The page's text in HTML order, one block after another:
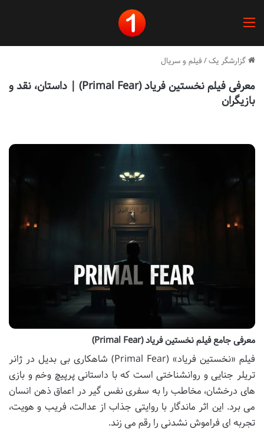
گزارشگر یک/ فیلم و سریال
معرفی فیلم نخستین فریاد (Primal Fear) | داستان، نقد و
بازیگران
معرفی جامع فیلم نخستین فریاد (Primal Fear)
فیلم «نخستین فریاد» (Primal Fear) شاهکاری بی بدیل در ژانر
تریلر جنایی و روانشناختی است که با داستانی پرپیچ وخم و بازی
های درخشان، مخاطب را به سفری نفس گیر در اعماق ذهن انسان
می برد. این اثر ماندگار با روایتی جذاب از عدالت، فریب و هویت،
تجربه ای فراموش نشدنی را رقم می زند.